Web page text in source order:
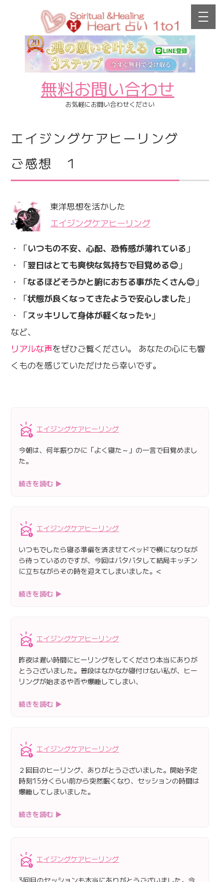
無料お問い合わせ
お気軽にお問い合わせください
エイジングケアヒーリング
ご感想 1
東洋思想を活かした
エイジングケアヒーリング
・「いつもの不安、心配、恐怖感が薄れている 」
・「翌日はとても爽快な気持ちで目覚める😊 」
・「なるほどそうかと腑におちる事がたくさん😊 」
・「状態が良くなってきたようで安心しました 」
・「スッキリして身体が軽くなった✨ 」
など、
リアルな声をぜひご覧ください。 あなたの心にも響
くものを感じていただけたら幸いです。
エイジングケアヒーリング
今朝は、何年振りかに「よく寝た～」の一言で目覚めまし
た。
続きを読む ▶
エイジングケアヒーリング
いつもでしたら寝る準備を済ませてベッドで横になりなが
ら待っているのですが、今回はバタバタして結局キッチン
に立ちながらその時を迎えてしまいました。<
続きを読む ▶
エイジングケアヒーリング
昨夜は遅い時間にヒーリングをしてくださり本当にありが
とうございました。普段はなかなか寝付けない私が、ヒー
リングが始まるや否や爆睡してしまい、
続きを読む ▶
エイジングケアヒーリング
２回目のヒーリング、ありがとうございました。開始予定
時刻15分くらい前から突然眠くなり、セッションの時間は
爆睡してしまいました。
続きを読む ▶
エイジングケアヒーリング
3回目のセッションも本当にありがとうございました。今